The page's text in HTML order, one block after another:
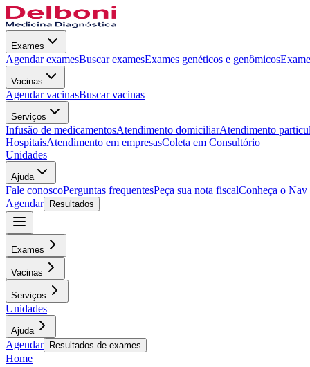
Exames
Agendar examesBuscar examesExames genéticos e genômicos
Vacinas
Agendar vacinasBuscar vacinas
Serviços
Infusão de medicamentosAtendimento domiciliarAtendimento
HospitaisAtendimento em empresasColeta em Consultório
Unidades
Ajuda
Fale conoscoPerguntas frequentesPeça sua nota fiscalConheça o Nav
Agendar
Resultados
Exames
Vacinas
Serviços
Unidades
Ajuda
Agendar Resultados de exames
Home